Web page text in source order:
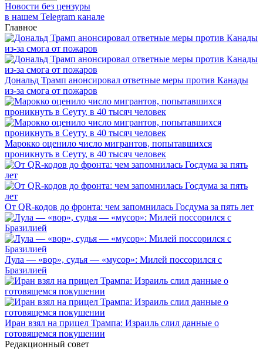
Новости без цензуры
в нашем Telegram канале
Главное
Дональд Трамп анонсировал ответные меры против Канады
из-за смога от пожаров
Марокко оценило число мигрантов, попытавшихся
проникнуть в Сеуту, в 40 тысяч человек
От QR-кодов до фронта: чем запомнилась Госдума за пять лет
Лула — «вор», судья — «мусор»: Милей поссорился с
Бразилией
Иран взял на прицел Трампа: Израиль слил данные о
готовящемся покушении
Редакционный совет